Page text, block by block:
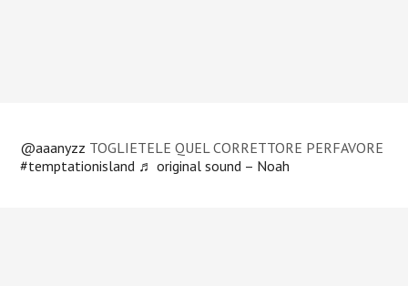
@aaanyzz TOGLIETELE QUEL CORRETTORE PERFAVORE
#temptationisland ♬ original sound – Noah